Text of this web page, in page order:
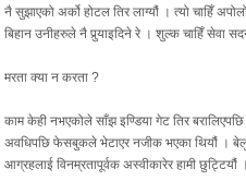
नै सुझाएको अर्को होटल तिर लाग्यौं । त्यो चाहिँ
बिहान उनीहरुले नै पुर्‍याइदिने रे । शुल्क चाहिँ सेवा
मरता क्या न करता ?
काम केही नभएकोले साँझ इण्डिया गेट तिर
अवधिपछि फेसबुकले भेटाएर नजीक भएका थियौं ।
आग्रहलाई विनम्रतापूर्वक अस्वीकारेर हामी छुट्टियौं